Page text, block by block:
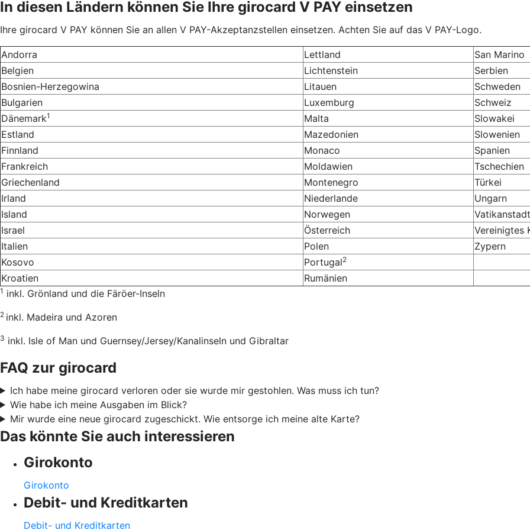
In diesen Ländern können Sie Ihre girocard V PAY einsetzen
Ihre girocard V PAY können Sie an allen V PAY-Akzeptanzstellen einsetzen. Achten Sie auf das V PAY-Logo.
Andorra Lettland
San Marino
Belgien
Lichtenstein
Serbien
Bosnien-Herzegowina
Litauen
Schweden
Bulgarien
Luxemburg
Schweiz
Dänemark1 Malta
Slowakei
Estland
Mazedonien
Slowenien
Finnland
Monaco
Spanien
Frankreich
Moldawien
Tschechien
Griechenland
Montenegro
Türkei
Irland
Niederlande
Ungarn
Island
Norwegen
Vatikanstadt
Israel
Österreich Vereinigtes
Italien Polen
Zypern
Kosovo
Portugal2
Kroatien Rumänien
1 inkl. Grönland und die Färöer-Inseln
2 inkl. Madeira und Azoren
3 inkl. Isle of Man und Guernsey/Jersey/Kanalinseln und Gibraltar
FAQ zur girocard
Ich habe meine girocard verloren oder sie wurde mir gestohlen. Was muss ich tun?
Wie habe ich meine Ausgaben im Blick?
Mir wurde eine neue girocard zugeschickt. Wie entsorge ich meine alte Karte?
Das könnte Sie auch interessieren
Girokonto
Girokonto
Debit- und Kreditkarten
Debit- und Kreditkarten